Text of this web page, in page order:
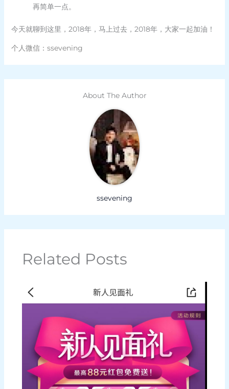
再简单一点。
今天就聊到这里，2018年，马上过去，2018年，大家一起加油！
个人微信：ssevening
About The Author
ssevening
Related Posts